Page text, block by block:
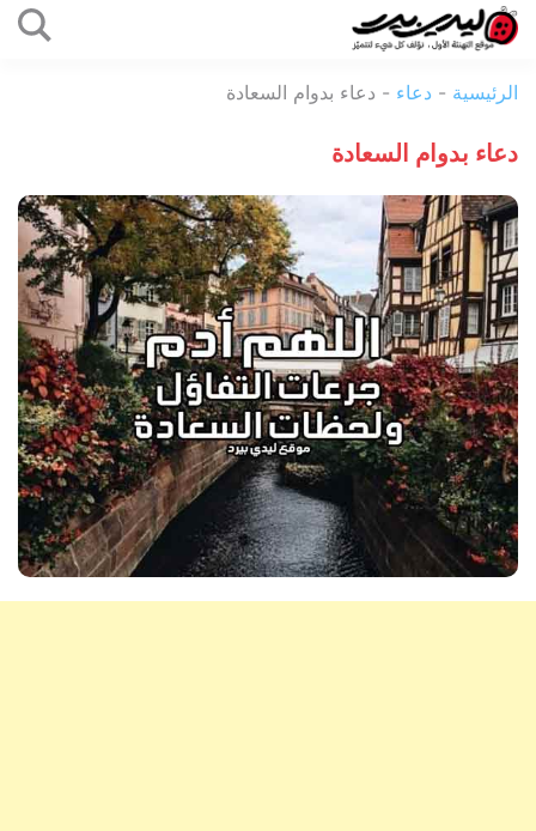
المحتوى
بيرد
الرئيسية - دعاء - دعاء بدوام السعادة
دعاء بدوام السعادة